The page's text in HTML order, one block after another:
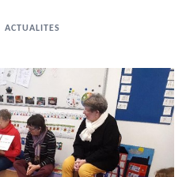
ACTUALITES